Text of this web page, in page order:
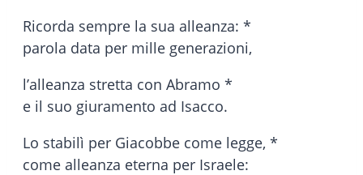
Ricorda sempre la sua alleanza: *
parola data per mille generazioni,
l’alleanza stretta con Abramo *
e il suo giuramento ad Isacco.
Lo stabilì per Giacobbe come legge, *
come alleanza eterna per Israele: